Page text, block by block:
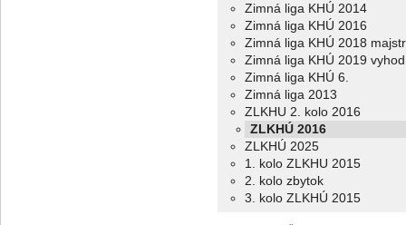
Zimná liga KHÚ 2014
Zimná liga KHÚ 2016
Zimná liga KHÚ 2018
Zimná liga KHÚ 2019
Zimná liga KHÚ 6.
Zimná liga 2013
ZLKHU 2. kolo 2016
ZLKHÚ 2016
ZLKHÚ 2025
1. kolo ZLKHU 2015
2. kolo zbytok
3. kolo ZLKHÚ 2015